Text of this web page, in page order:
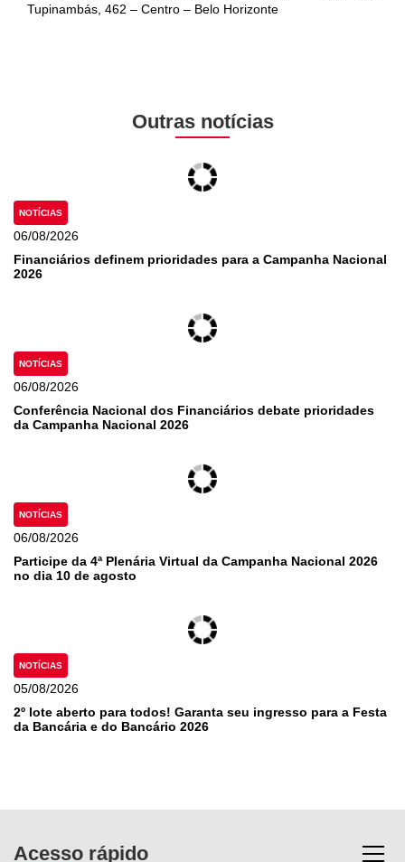
Tupinambás, 462 – Centro – Belo Horizonte
Outras notícias
NOTÍCIAS
06/08/2026
Financiários definem prioridades para a Campanha Nacional
2026
NOTÍCIAS
06/08/2026
Conferência Nacional dos Financiários debate prioridades
da Campanha Nacional 2026
NOTÍCIAS
06/08/2026
Participe da 4ª Plenária Virtual da Campanha Nacional 2026
no dia 10 de agosto
NOTÍCIAS
05/08/2026
2º lote aberto para todos! Garanta seu ingresso para a Festa
da Bancária e do Bancário 2026
Acesso rápido